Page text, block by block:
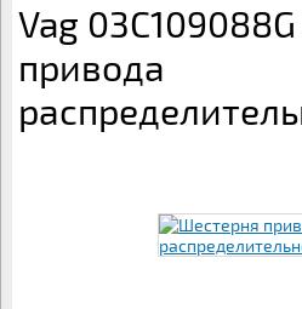
Vag
привода